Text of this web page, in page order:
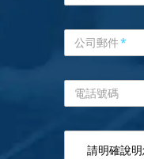
公司郵件*
電話號碼